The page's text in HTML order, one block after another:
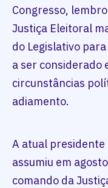
Congresso,
Justiça Eleitoral
do Legislativo
a ser considerado
circunstâncias
adiamento.
A atual presidente
assumiu em
comando da